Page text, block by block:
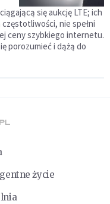
się aukcję LTE; ich
nie spełni
ceny szybkiego internetu.
porozumieć i dążą do
życie